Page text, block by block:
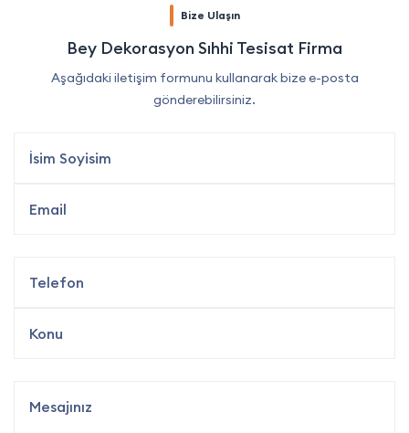
Bize Ulaşın
Bey Dekorasyon Sıhhi Tesisat Firma
Aşağıdaki iletişim formunu kullanarak bize e-posta
gönderebilirsiniz.